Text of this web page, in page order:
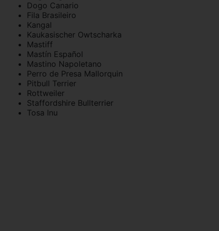
Dogo Canario
Fila Brasileiro
Kangal
Kaukasischer Owtscharka
Mastiff
Mastín Español
Mastino Napoletano
Perro de Presa Mallorquin
Pitbull Terrier
Rottweiler
Staffordshire Bullterrier
Tosa Inu